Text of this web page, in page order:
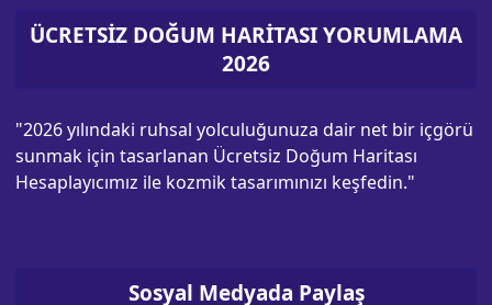
ÜCRETSİZ DOĞUM HARİTASI YORUMLAMA
2026
"2026 yılındaki ruhsal yolculuğunuza dair net bir içgörü
sunmak için tasarlanan Ücretsiz Doğum Haritası
Hesaplayıcımız ile kozmik tasarımınızı keşfedin."
Sosyal Medyada Paylaş